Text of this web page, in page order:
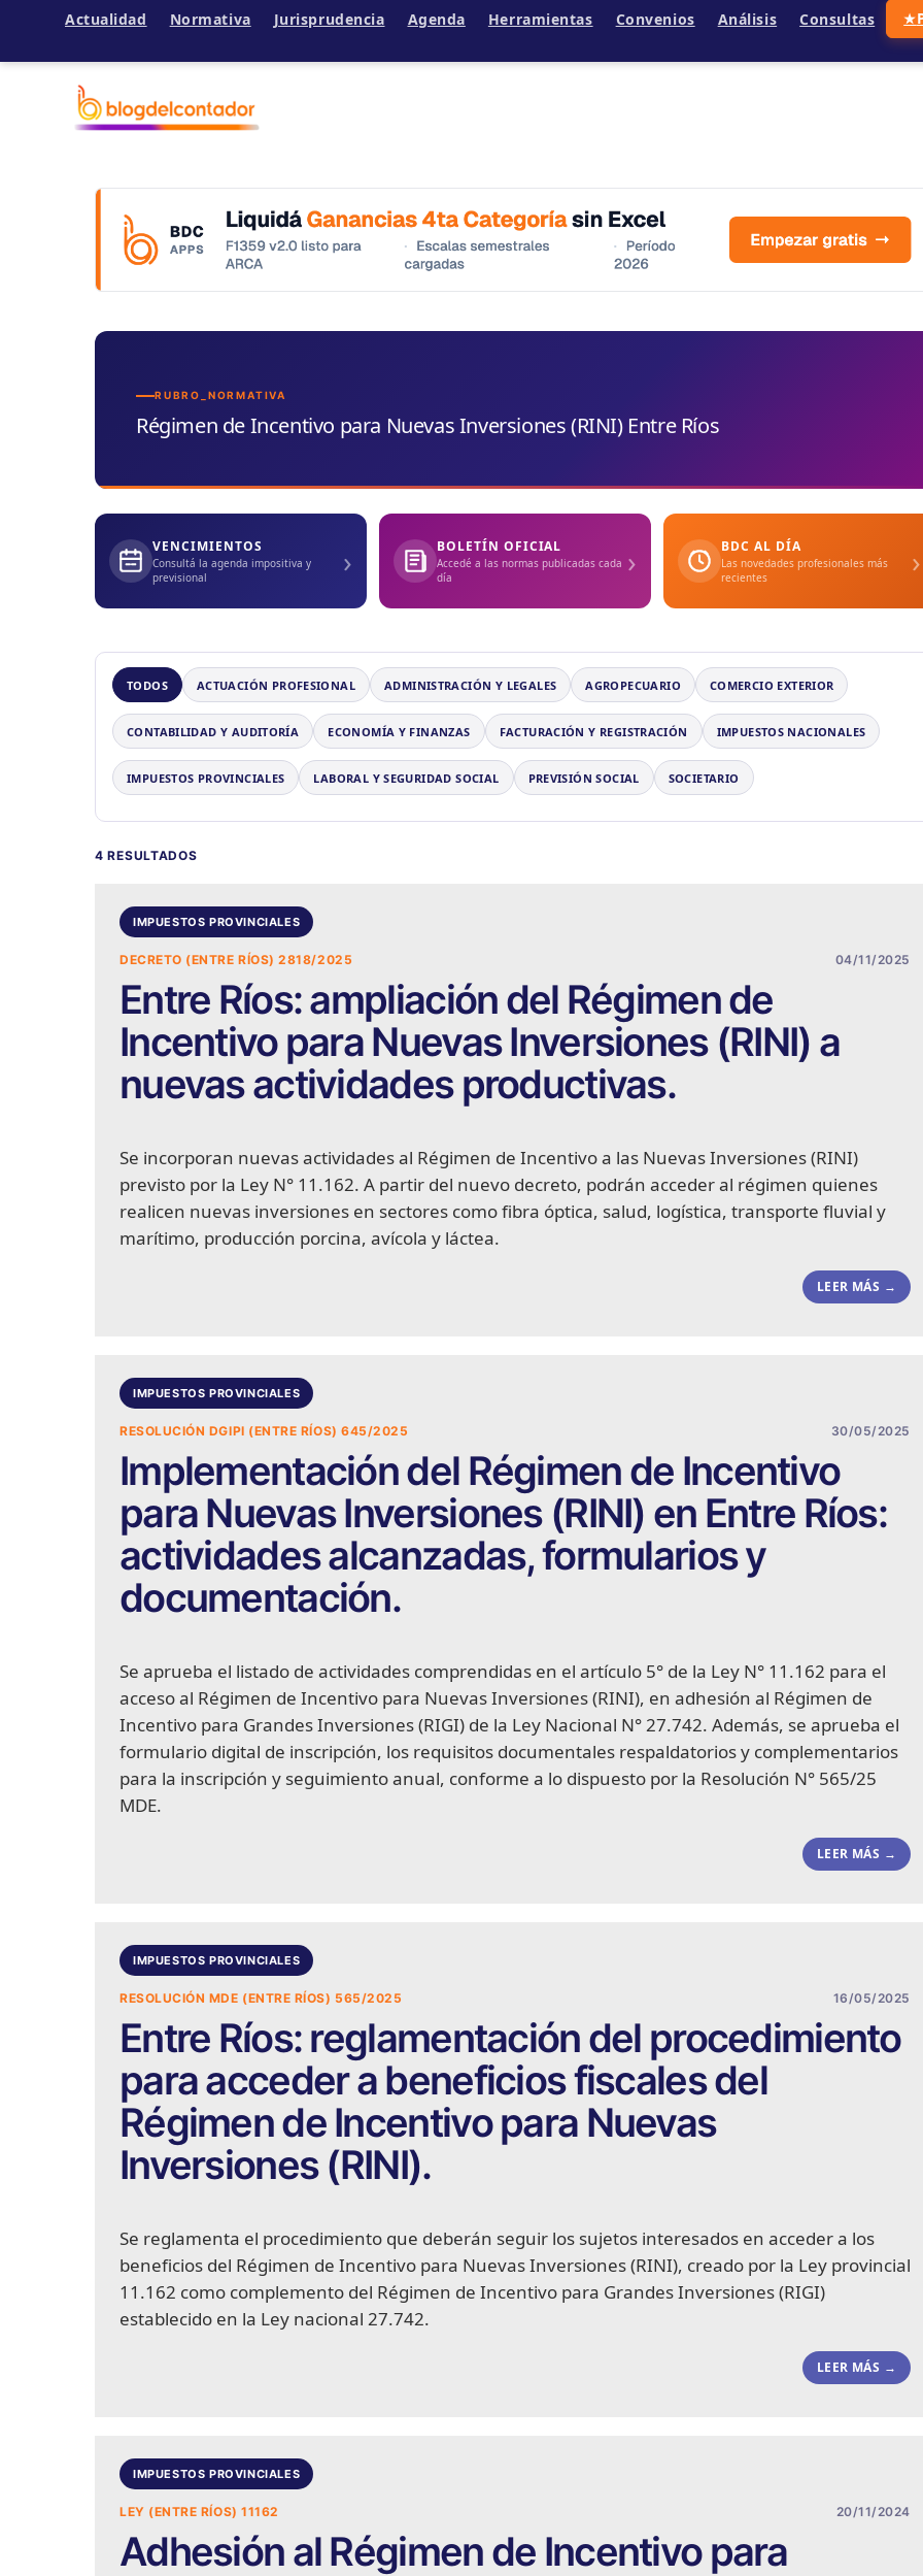
Actualidad Normativa Jurisprudencia Agenda Herramientas Convenios Análisis Consultas ★
RUBRO_NORMATIVA
Régimen de Incentivo para Nuevas Inversiones (RINI) Entre Ríos
VENCIMIENTOS
Consultá la agenda impositiva y
previsional
› BOLETÍN OFICIAL
Accedé a las normas publicadas cada
día
› BDC AL DÍA
Las novedades profesionales más
recientes
›
TODOS ACTUACIÓN PROFESIONAL ADMINISTRACIÓN Y LEGALES AGROPECUARIO COMERCIO EXTERIOR
CONTABILIDAD Y AUDITORÍA ECONOMÍA Y FINANZAS FACTURACIÓN Y REGISTRACIÓN IMPUESTOS NACIONALES
IMPUESTOS PROVINCIALES LABORAL Y SEGURIDAD SOCIAL PREVISIÓN SOCIAL SOCIETARIO
4 RESULTADOS
IMPUESTOS PROVINCIALES
DECRETO (ENTRE RÍOS) 2818/2025 04/11/2025
Entre Ríos: ampliación del Régimen de
Incentivo para Nuevas Inversiones (RINI) a
nuevas actividades productivas.
Se incorporan nuevas actividades al Régimen de Incentivo a las Nuevas Inversiones (RINI)
previsto por la Ley N° 11.162. A partir del nuevo decreto, podrán acceder al régimen quienes
realicen nuevas inversiones en sectores como fibra óptica, salud, logística, transporte fluvial y
marítimo, producción porcina, avícola y láctea.
LEER MÁS →
IMPUESTOS PROVINCIALES
RESOLUCIÓN DGIPI (ENTRE RÍOS) 645/2025 30/05/2025
Implementación del Régimen de Incentivo
para Nuevas Inversiones (RINI) en Entre Ríos:
actividades alcanzadas, formularios y
documentación.
Se aprueba el listado de actividades comprendidas en el artículo 5° de la Ley N° 11.162 para el
acceso al Régimen de Incentivo para Nuevas Inversiones (RINI), en adhesión al Régimen de
Incentivo para Grandes Inversiones (RIGI) de la Ley Nacional N° 27.742. Además, se aprueba el
formulario digital de inscripción, los requisitos documentales respaldatorios y complementarios
para la inscripción y seguimiento anual, conforme a lo dispuesto por la Resolución N° 565/25
MDE.
LEER MÁS →
IMPUESTOS PROVINCIALES
RESOLUCIÓN MDE (ENTRE RÍOS) 565/2025 16/05/2025
Entre Ríos: reglamentación del procedimiento
para acceder a beneficios fiscales del
Régimen de Incentivo para Nuevas
Inversiones (RINI).
Se reglamenta el procedimiento que deberán seguir los sujetos interesados en acceder a los
beneficios del Régimen de Incentivo para Nuevas Inversiones (RINI), creado por la Ley provincial
11.162 como complemento del Régimen de Incentivo para Grandes Inversiones (RIGI)
establecido en la Ley nacional 27.742.
LEER MÁS →
IMPUESTOS PROVINCIALES
LEY (ENTRE RÍOS) 11162 20/11/2024
Adhesión al Régimen de Incentivo para